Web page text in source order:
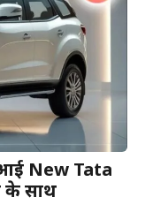
आई New Tata
के साथ